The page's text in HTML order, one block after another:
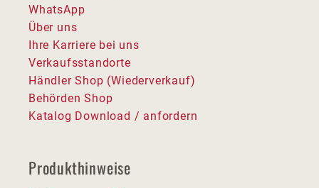
WhatsApp
Über uns
Ihre Karriere bei uns
Verkaufsstandorte
Händler Shop (Wiederverkauf)
Behörden Shop
Katalog Download / anfordern
Produkthinweise